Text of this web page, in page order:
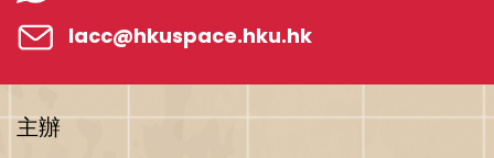
lacc@hkuspace.hku.hk
主辦